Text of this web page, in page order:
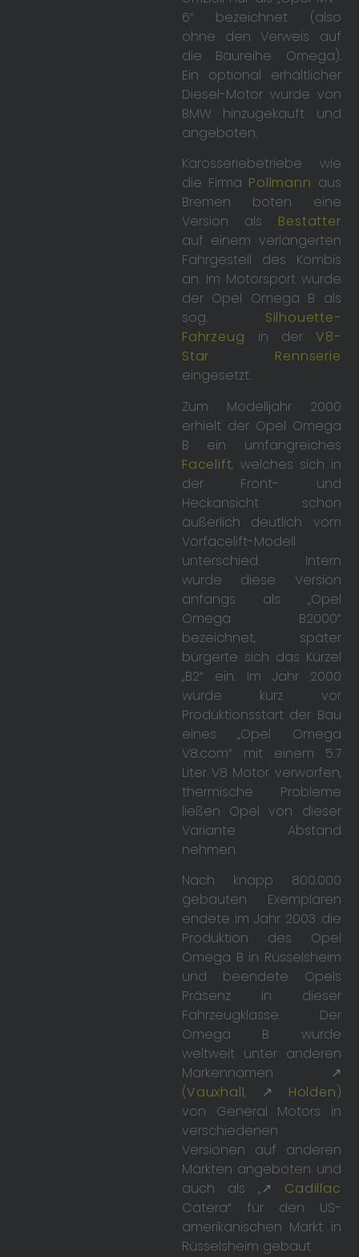
6“ bezeichnet (also
ohne den Verweis auf
die Baureihe Omega).
Ein optional erhältlicher
Diesel-Motor wurde von
BMW hinzugekauft und
angeboten.
Karosseriebetriebe wie
die Firma Pollmann aus
Bremen boten eine
Version als Bestatter
auf einem verlängerten
Fahrgestell des Kombis
an. Im Motorsport wurde
der Opel Omega B als
sog. Silhouette-
Fahrzeug in derV8-
Star Rennserie
eingesetzt.
Zum Modelljahr 2000
erhielt der Opel Omega
B ein umfangreiches
Facelift, welches sich in
der Front- und
Heckansicht schon
äußerlich deutlich vom
Vorfacelift-Modell
unterschied. Intern
wurde diese Version
anfangs als „Opel
Omega B2000“
bezeichnet, später
bürgerte sich das Kürzel
„B2“ ein. Im Jahr 2000
wurde kurz vor
Produktionsstart der Bau
eines „Opel Omega
V8.com“ mit einem 5.7
Liter V8 Motor verworfen,
thermische Probleme
ließen Opel von dieser
Variante Abstand
nehmen.
Nach knapp 800.000
gebauten Exemplaren
endete im Jahr 2003 die
Produktion des Opel
Omega B in Rüsselsheim
und beendete Opels
Präsenz in dieser
Fahrzeugklasse. Der
Omega B wurde
weltweit unter anderen
Markennamen ↗
(Vauxhall, ↗ Holden)
von General Motors in
verschiedenen
Versionen auf anderen
Märkten angeboten und
auch als „↗ Cadillac
Catera“ für den US-
amerikanischen Markt in
Rüsselsheim gebaut.